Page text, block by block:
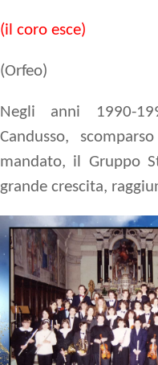
(il coro esce)
(Orfeo)
Negli anni 1990-
Candusso,
mandato, il Gruppo
grande crescita,